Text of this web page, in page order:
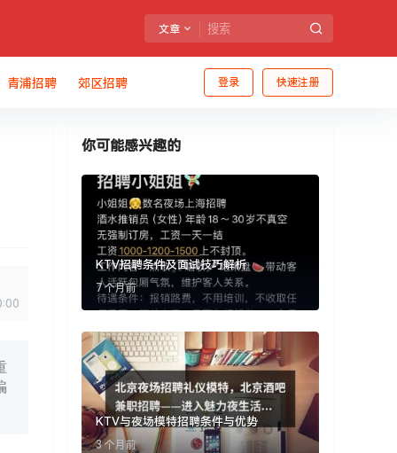
文章
登录 快速注册
青浦招聘 郊区招聘
你可能感兴趣的
KTV招聘条件及面试技巧解析
7 个月前
KTV与夜场模特招聘条件与优势
3 个月前